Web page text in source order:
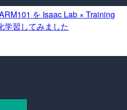
を Isaac Lab × Training
学習してみました